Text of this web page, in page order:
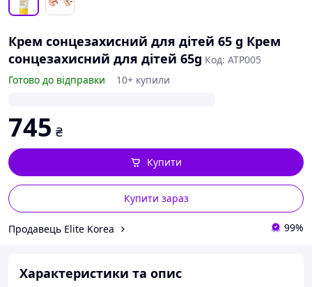
Крем сонцезахисний для дітей 65 g Крем
сонцезахисний для дітей 65g Код: ATP005
Готово до відправки
10+ купили
745 ₴
Купити зараз
Купити
Продавець Elite Korea 99%
Характеристики та опис